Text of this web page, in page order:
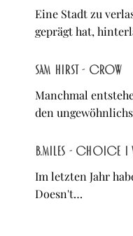
Eine Stadt zu
geprägt hat,
sam hirst - Crow
Manchmal
den
B.Miles - Choice
Im letzten Jahr
Doesn't…